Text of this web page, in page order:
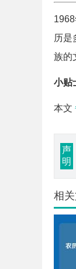
历是
族的
小贴
本文
声
明
相